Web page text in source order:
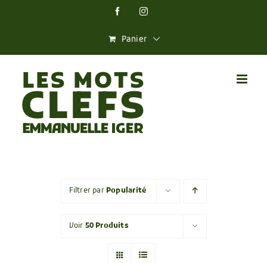
FacebookInstagram
Panier
Filtrer par Popularité
Voir 50 Produits